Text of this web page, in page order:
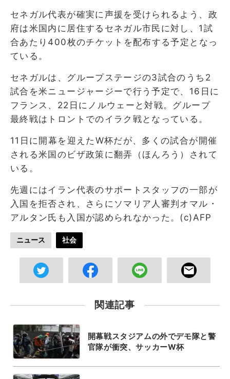
セネガル代表が確実に声援を受けられるよう、政
府は米国内に居住するセネガル市民に対し、1試
合あたり400枚のチケットを配布する予定となっ
ている。
セネガルは、グループステージの3試合のうち2
試合を米ニュージャージーで行う予定で、16日に
フランス、22日にノルウェーと対戦。グループ
最終戦はトロントでのイラク戦となっている。
11日に開幕を迎えたW杯だが、多くの試合が開催
される米国のビザ政策に翻弄（ほんろう）されて
いる。
先週にはイラン代表のサポートスタッフの一部が
入国を拒否され、さらにソマリア人審判オマル・
アルタン氏も入国が認められなかった。(c)AFP
ニュース 社会
関連記事
開幕戦スタジアムの外でデモ隊と警
官隊が衝突、サッカーW杯